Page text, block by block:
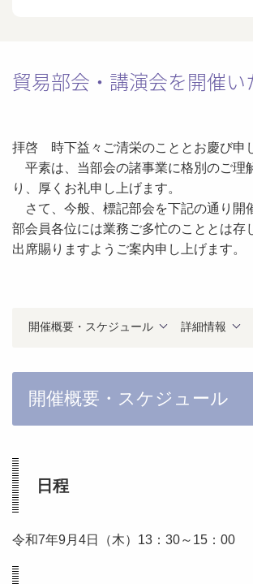
貿易部会・講演会を開催い
拝啓 時下益々ご清栄のこととお慶び申
平素は、当部会の諸事業に格別のご理
り、厚くお礼申し上げます。
さて、今般、標記部会を下記の通り開
部会員各位には業務ご多忙のこととは存
出席賜りますようご案内申し上げます。
開催概要・スケジュール 詳細情報
開催概要・スケジュール
日程
令和7年9月4日（木）13：30～15：00